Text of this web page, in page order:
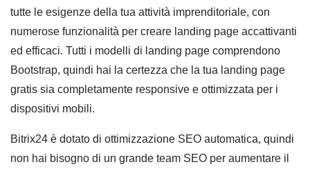
tutte le esigenze della tua attività imprenditoriale, con
numerose funzionalità per creare landing page accattivanti
ed efficaci. Tutti i modelli di landing page comprendono
Bootstrap, quindi hai la certezza che la tua landing page
gratis sia completamente responsive e ottimizzata per i
dispositivi mobili.
Bitrix24 è dotato di ottimizzazione SEO automatica, quindi
non hai bisogno di un grande team SEO per aumentare il